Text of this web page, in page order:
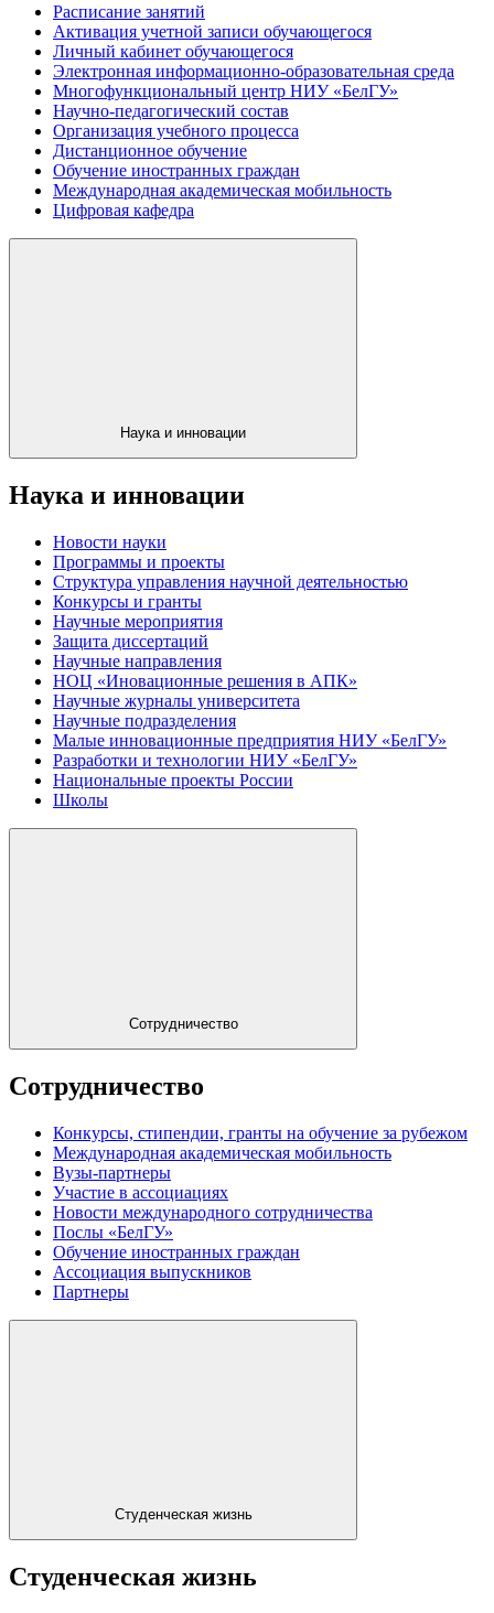
Расписание занятий
Активация учетной записи обучающегося
Личный кабинет обучающегося
Электронная информационно-образовательная среда
Многофункциональный центр НИУ «БелГУ»
Научно-педагогический состав
Организация учебного процесса
Дистанционное обучение
Обучение иностранных граждан
Международная академическая мобильность
Цифровая кафедра
Наука и инновации
Наука и инновации
Новости науки
Программы и проекты
Структура управления научной деятельностью
Конкурсы и гранты
Научные мероприятия
Защита диссертаций
Научные направления
НОЦ «Иновационные решения в АПК»
Научные журналы университета
Научные подразделения
Малые инновационные предприятия НИУ «БелГУ»
Разработки и технологии НИУ «БелГУ»
Национальные проекты России
Школы
Сотрудничество
Сотрудничество
Конкурсы, стипендии, гранты на обучение за рубежом
Международная академическая мобильность
Вузы-партнеры
Участие в ассоциациях
Новости международного сотрудничества
Послы «БелГУ»
Обучение иностранных граждан
Ассоциация выпускников
Партнеры
Студенческая жизнь
Студенческая жизнь